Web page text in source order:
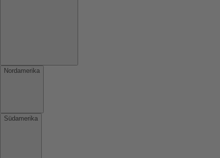
Nordamerika
Südamerika